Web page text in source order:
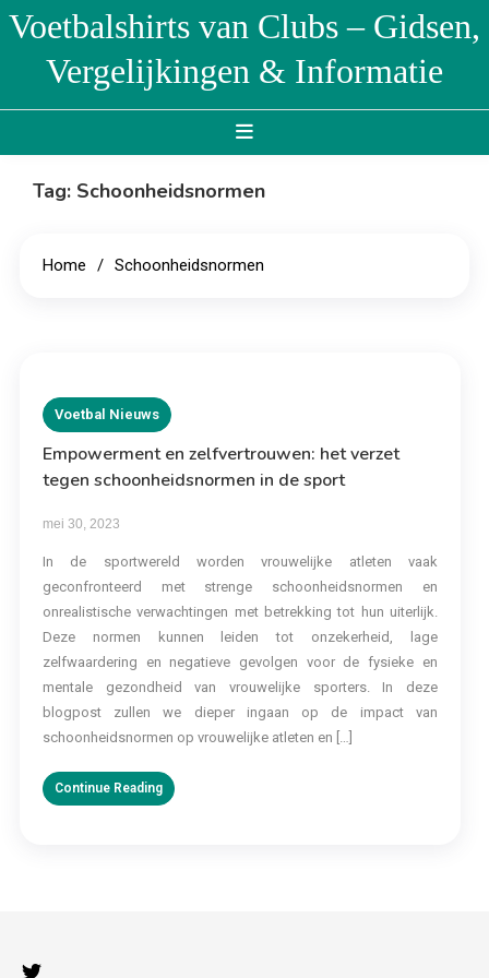
Skip
content
Voetbalshirts van Clubs – Gidsen,
Vergelijkingen & Informatie
Tag: Schoonheidsnormen
Home Schoonheidsnormen
Voetbal Nieuws
Empowerment en zelfvertrouwen: het verzet
tegen schoonheidsnormen in de sport
mei 30, 2023
In de sportwereld worden vrouwelijke atleten vaak
geconfronteerd met strenge schoonheidsnormen en
onrealistische verwachtingen met betrekking tot hun uiterlijk.
Deze normen kunnen leiden tot onzekerheid, lage
zelfwaardering en negatieve gevolgen voor de fysieke en
mentale gezondheid van vrouwelijke sporters. In deze
blogpost zullen we dieper ingaan op de impact van
schoonheidsnormen op vrouwelijke atleten en […]
Continue Reading